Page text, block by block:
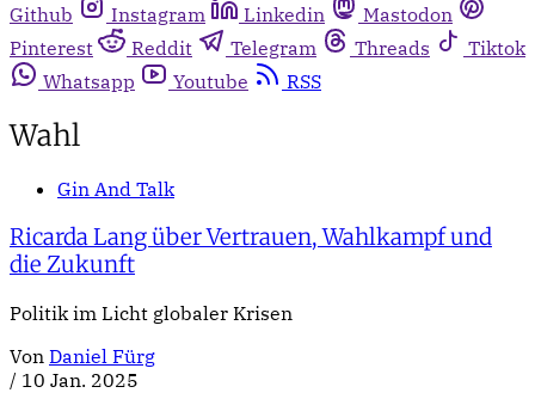
Github
Instagram Linkedin
Mastodon
Pinterest
Reddit Telegram Threads
Tiktok
Whatsapp
Youtube RSS
Wahl
Gin And Talk
Ricarda Lang über Vertrauen, Wahlkampf und
die Zukunft
Politik im Licht globaler Krisen
Von Daniel Fürg
/ 10 Jan. 2025